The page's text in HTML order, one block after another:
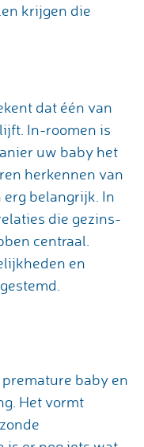
krijgen die
dat één van
In-roomen is
uw baby het
herkennen van
belangrijk. In
die gezins-
centraal.
en
baby en
Het vormt